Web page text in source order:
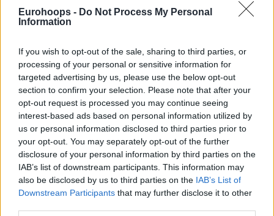
Eurohoops - Do Not Process My Personal
Information
If you wish to opt-out of the sale, sharing to third parties, or
processing of your personal or sensitive information for
targeted advertising by us, please use the below opt-out
section to confirm your selection. Please note that after your
opt-out request is processed you may continue seeing
interest-based ads based on personal information utilized by
us or personal information disclosed to third parties prior to
your opt-out. You may separately opt-out of the further
disclosure of your personal information by third parties on the
IAB’s list of downstream participants. This information may
also be disclosed by us to third parties on the IAB’s List of
Downstream Participants that may further disclose it to other
κέρδισε τρία πρωταθλήματα EuroLeague, δύο
συνεχόμενες φορές το 2012 και το 2013, και έφτασε σε
Γιώργου Μπαρτζώκα τις προηγούμενες σεζόν. Αυτά τα
επιτεύγματα δημιουργούν τα πρότυπα και στους δύο
συλλόγους.
Διαφορετικά Επίπεδα, Διαφορετικές
Απαιτήσεις
Η EuroLeague θέτει υψηλότερο ανταγωνιστικό πήχη λόγω
του βάθους και της ισχύος του προϋπολογισμού της.
Σύλλογοι όπως η Ρεάλ Μαδρίτης, η Μπαρτσελόνα και η
Φενέρμπαχτσε χτίζουν μεγάλες εναλλαγές με διεθνείς
αστέρες. Τα παιχνίδια συχνά επιβραδύνονται σε μάχες στο